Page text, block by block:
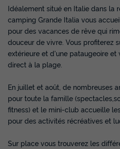
MOBILHOME 6
Premium | 3 Ch. | 6
surélevée | 1 SDB |
Annulation gratuite
6
Terrasse couverte Climatisation
Cafetière
Lave-vaisselle
+ 4
Idéalement situé en Italie dans la
camping Grande Italia vous
pour des vacances de rêve qui
douceur de vivre. Vous profiterez
extérieure et d'une pataugeoire
direct à la plage.
En juillet et août, de nombreuses
pour toute la famille
fitness) et le mini-club accueille
pour des activités récréatives et
Sur place vous trouverez les